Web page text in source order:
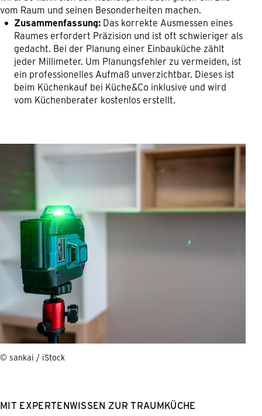
vom Raum und seinen Besonderheiten machen.
Zusammenfassung: Das korrekte Ausmessen eines
Raumes erfordert Präzision und ist oft schwieriger als
gedacht. Bei der Planung einer Einbauküche zählt
jeder Millimeter. Um Planungsfehler zu vermeiden, ist
ein professionelles Aufmaß unverzichtbar. Dieses ist
beim Küchenkauf bei Küche&Co inklusive und wird
vom Küchenberater kostenlos erstellt.
© sankai / iStock
MIT EXPERTENWISSEN ZUR TRAUMKÜCHE